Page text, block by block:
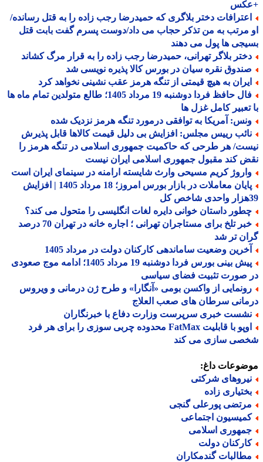
دختر بلاگری که حمیدرضا رجب زاده را به قتل رسانده/
مرتب به من تذکر حجاب می داد/دوست پسرم گفت بابت قتل
ها پول می دهند
بلاگر تهرانی، حمیدرضا رجب زاده را به قرار مرگ کشاند
نقره سیان در بورس کالا پذیره نویسی شد
به هیچ قیمتی از تنگه هرمز عقب نشینی نخواهد کرد
فال حافظ فردا دوشنبه 19 مرداد 1405؛ طالع متولدین تمام ماه ها
کامل غزل ها
آمریکا به توافقی درمورد تنگه هرمز نزدیک شده
رییس مجلس: افزایش بی دلیل قیمت کالاها قابل پذیرش
هر طرحی که حاکمیت جمهوری اسلامی در تنگه هرمز را
کند مقبول جمهوری اسلامی ایران نیست
کریم مسیحی وارث شایسته ارامنه در سینمای ایران است
پایان معاملات در بازار بورس امروز؛ 18 مرداد 1405 | افزایش
داستان خوانی دایره لغات انگلیسی را متحول می کند؟
خبر تلخ برای مستاجران تهرانی ؛ اجاره خانه در تهران 70 درصد
تر شد
وضعیت ساماندهی کارکنان دولت در مرداد 1405
پیش بینی بورس فردا دوشنبه 19 مرداد 1405؛ ادامه موج صعودی
صورت تثبیت فضای سیاسی
از واکسن بومی «آنگارا» و طرح ژن درمانی و ویروس
سرطان های صعب العلاج
خبری سرپرست وزارت دفاع با خبرنگاران
اوپو با قابلیت FatMax محدوده چربی سوزی را برای هر فرد
سازی می کند
داغ:
شرکتی
زاده
پورعلی گنجی
اجتماعی
اسلامی
دولت
گندمکاران